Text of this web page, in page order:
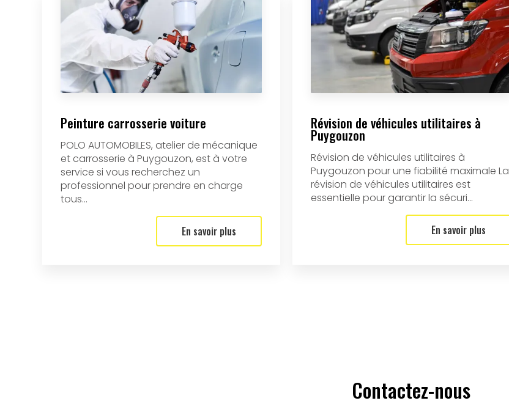
Peinture carrosserie voiture
POLO AUTOMOBILES, atelier de mécanique
et carrosserie à Puygouzon, est à votre
service si vous recherchez un
professionnel pour prendre en charge
tous...
En savoir plus
Révision de véhicules utilitaires à
Puygouzon
Révision de véhicules utilitaires à
Puygouzon pour une fiabilité maximale La
révision de véhicules utilitaires est
essentielle pour garantir la sécuri...
En savoir plus
Contactez-nous